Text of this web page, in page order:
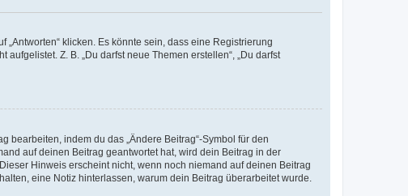
„Antworten“ klicken. Es könnte sein, dass eine Registrierung
Z. B. „Du darfst neue Themen erstellen“, „Du darfst
bearbeiten, indem du das „Ändere Beitrag“-Symbol für den
auf deinen Beitrag geantwortet hat, wird dein Beitrag in der
Hinweis erscheint nicht, wenn noch niemand auf deinen Beitrag
eine Notiz hinterlassen, warum dein Beitrag überarbeitet wurde.